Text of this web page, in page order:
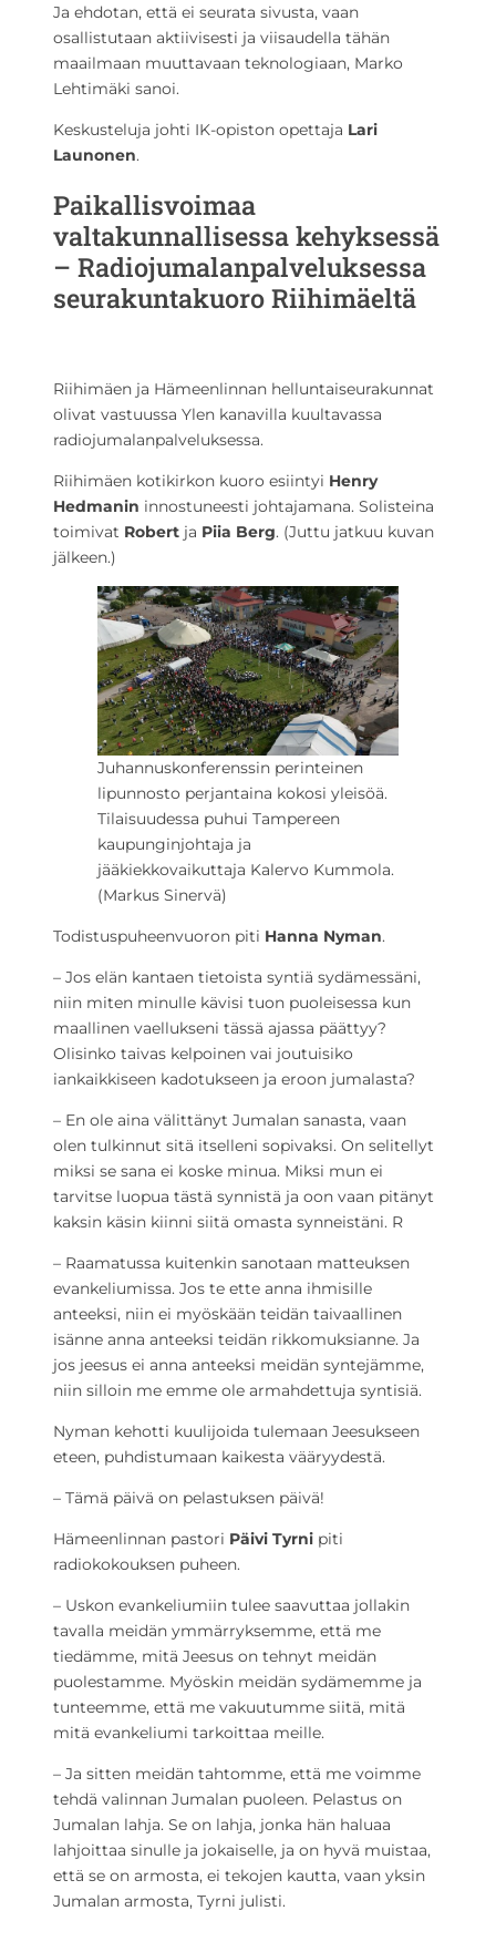
Ja ehdotan, että ei seurata sivusta, vaan
osallistutaan aktiivisesti ja viisaudella tähän
maailmaan muuttavaan teknologiaan, Marko
Lehtimäki sanoi.
Keskusteluja johti IK-opiston opettaja Lari
Launonen.
Paikallisvoimaa
valtakunnallisessa kehyksessä
– Radiojumalanpalveluksessa
seurakuntakuoro Riihimäeltä
Riihimäen ja Hämeenlinnan helluntaiseurakunnat
olivat vastuussa Ylen kanavilla kuultavassa
radiojumalanpalveluksessa.
Riihimäen kotikirkon kuoro esiintyi Henry
Hedmanin innostuneesti johtajamana. Solisteina
toimivat Robert ja Piia Berg. (Juttu jatkuu kuvan
jälkeen.)
Juhannuskonferenssin perinteinen
lipunnosto perjantaina kokosi yleisöä.
Tilaisuudessa puhui Tampereen
kaupunginjohtaja ja
jääkiekkovaikuttaja Kalervo Kummola.
(Markus Sinervä)
Todistuspuheenvuoron piti Hanna Nyman.
– Jos elän kantaen tietoista syntiä sydämessäni,
niin miten minulle kävisi tuon puoleisessa kun
maallinen vaellukseni tässä ajassa päättyy?
Olisinko taivas kelpoinen vai joutuisiko
iankaikkiseen kadotukseen ja eroon jumalasta?
– En ole aina välittänyt Jumalan sanasta, vaan
olen tulkinnut sitä itselleni sopivaksi. On selitellyt
miksi se sana ei koske minua. Miksi mun ei
tarvitse luopua tästä synnistä ja oon vaan pitänyt
kaksin käsin kiinni siitä omasta synneistäni. R
– Raamatussa kuitenkin sanotaan matteuksen
evankeliumissa. Jos te ette anna ihmisille
anteeksi, niin ei myöskään teidän taivaallinen
isänne anna anteeksi teidän rikkomuksianne. Ja
jos jeesus ei anna anteeksi meidän syntejämme,
niin silloin me emme ole armahdettuja syntisiä.
Nyman kehotti kuulijoida tulemaan Jeesukseen
eteen, puhdistumaan kaikesta vääryydestä.
– Tämä päivä on pelastuksen päivä!
Hämeenlinnan pastori Päivi Tyrni piti
radiokokouksen puheen.
– Uskon evankeliumiin tulee saavuttaa jollakin
tavalla meidän ymmärryksemme, että me
tiedämme, mitä Jeesus on tehnyt meidän
puolestamme. Myöskin meidän sydämemme ja
tunteemme, että me vakuutumme siitä, mitä
mitä evankeliumi tarkoittaa meille.
– Ja sitten meidän tahtomme, että me voimme
tehdä valinnan Jumalan puoleen. Pelastus on
Jumalan lahja. Se on lahja, jonka hän haluaa
lahjoittaa sinulle ja jokaiselle, ja on hyvä muistaa,
että se on armosta, ei tekojen kautta, vaan yksin
Jumalan armosta, Tyrni julisti.